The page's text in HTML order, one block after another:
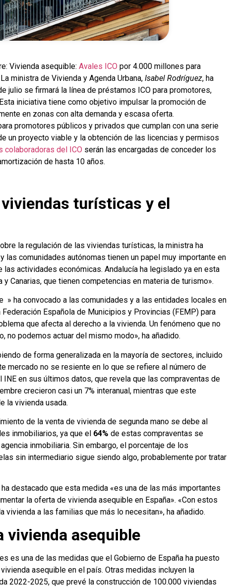
Vivienda asequible: Avales ICO por 4.000 millones para
ministra de Vivienda y Agenda Urbana, Isabel Rodríguez, ha
julio se firmará la línea de préstamos ICO para promotores,
iniciativa tiene como objetivo impulsar la promoción de
en zonas con alta demanda y escasa oferta.
promotores públicos y privados que cumplan con una serie
un proyecto viable y la obtención de las licencias y permisos
colaboradoras del ICO serán las encargadas de conceder los
de hasta 10 años.
turísticas y el
la regulación de las viviendas turísticas, la ministra ha
las comunidades autónomas tienen un papel muy importante en
las actividades económicas. Andalucía ha legislado ya en esta
y Canarias, que tienen competencias en materia de turismo».
» ha convocado a las comunidades y a las entidades locales en
Española de Municipios y Provincias (FEMP) para
que afecta al derecho a la vivienda. Un fenómeno que no
no podemos actuar del mismo modo», ha añadido.
de forma generalizada en la mayoría de sectores, incluido
mercado no se resiente en lo que se refiere al número de
en sus últimos datos, que revela que las compraventas de
crecieron casi un 7% interanual, mientras que este
la vivienda usada.
de la venta de vivienda de segunda mano se debe al
inmobiliarios, ya que el 64% de estas compraventas se
inmobiliaria. Sin embargo, el porcentaje de los
sin intermediario sigue siendo algo, probablemente por tratar
ha destacado que esta medida «es una de las más importantes
la oferta de vivienda asequible en España». «Con estos
vivienda a las familias que más lo necesitan», ha añadido.
vivienda asequible
es una de las medidas que el Gobierno de España ha puesto
asequible en el país. Otras medidas incluyen la
2022-2025, que prevé la construcción de 100.000 viviendas